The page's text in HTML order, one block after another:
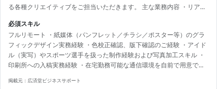
る各種クリエイティブをご担当いただきます。 主な業務内容 ・リアル
イベント等の空間デザイン制作 ・Webデザイン（WebフライヤーやLP
等のビジュアル制作／コーディングは不要） ・印刷所入稿データの作
成、色補正、インク・紙質の選定 ・ゲラや色校正の確認対応 働き方 ・
初日のみ港区オフィスへ出社、その後は原則フルリモート ・印刷物の
サンプルチェック等で稀に出社の可能性あり...
必須スキル
フルリモート ・紙媒体（パンフレット／チラシ／ポスター等）のグラ
フィックデザイン実務経験 ・色校正確認、版下確認のご経験 ・アイド
ル（実写）やスポーツ選手を扱った制作経験および写真加工スキル ・
印刷所への入稿実務経験 ・在宅勤務可能な通信環境を自前で用意でき
掲載元： 広済堂ビジネスサポート